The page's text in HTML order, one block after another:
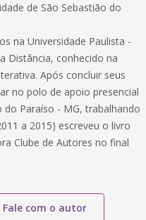
de São Sebastião do
na Universidade Paulista -
Distância, conhecido na
Após concluir seus
no polo de apoio presencial
do Paraíso - MG, trabalhando
a 2015) escreveu o livro
Clube de Autores no final
Fale com o autor